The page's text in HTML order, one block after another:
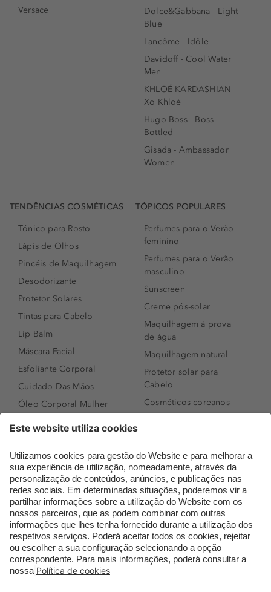
Versace
Dolce&Gabbana - Light
Blue
Lancôme - Idôle
Davidoff - Cool Water
Men
KHLOÉ KARDASHIAN -
Xo Khloè
Hugo Boss - Boss
Bottled
Gisada - Ambassador
Women
TENDÊNCIAS COSMÉTICAS
Tónico para Rosto
Lápis de Olhos
Pincéis de Maquilhagem
Desodorizante
Protetor Solares
Tintas para Cabelo
Lip Balm
Máscara Facial
Esfoliante Corporal
Cuidado Das Mãos
Óleo Corporal Mulher
Sérum de Rosto
Body mist & Spray
corporal
Produtos para Cabelo
Homem
Espuma de Limpeza
Facial
Dermocosmética
TÓPICOS POPULARES
Perfumes para o Verão
feminino
Perfumes para o Verão
masculino
Sunscreen
Creme pós-solar
Maquilhagem à prova
de água
Maquilhagem natural
Protetor solar para
Cabelo
Cosméticos coreanos
Perfumes árabes
Novidades
Melhores Perfumes
Femininos
TOP 10: Perfumes
Masculinos
Pestanas Postiças
Creme Rosto Homem